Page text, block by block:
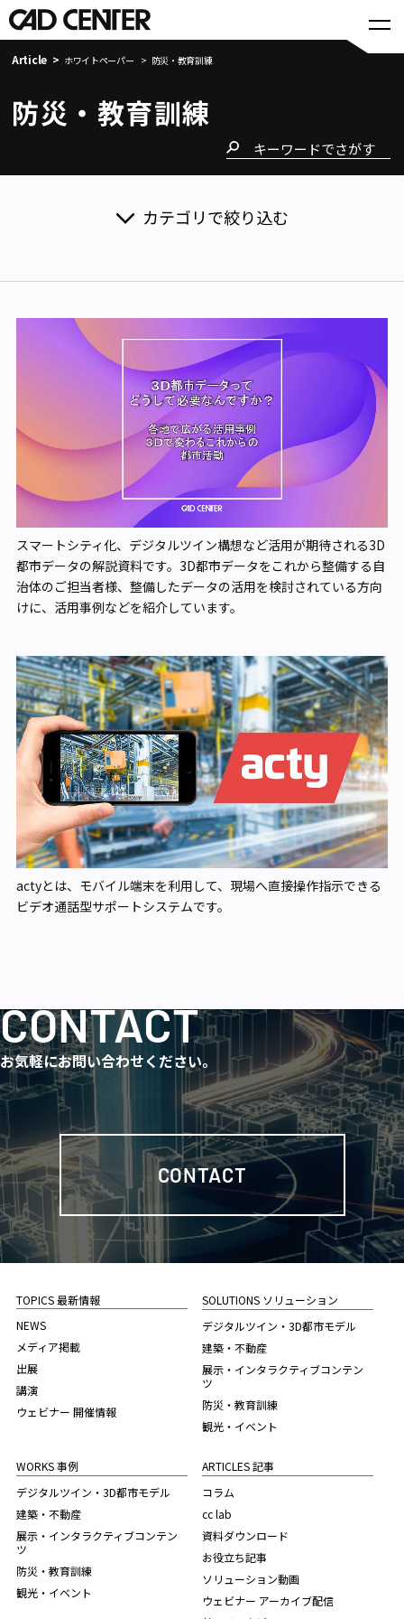
Article ホワイトペーパー 防災・教育訓練
防災・教育訓練
カテゴリで絞り込む
スマートシティ化、デジタルツイン構想など活用が期待される3D
都市データの解説資料です。3D都市データをこれから整備する自
治体のご担当者様、整備したデータの活用を検討されている方向
けに、活用事例などを紹介しています。
actyとは、モバイル端末を利用して、現場へ直接操作指示できる
ビデオ通話型サポートシステムです。
CONTACT
お気軽にお問い合わせください。
CONTACT
TOPICS 最新情報
NEWS
メディア掲載
出展
講演
ウェビナー 開催情報
WORKS 事例
デジタルツイン・3D都市モデル
建築・不動産
展示・インタラクティブコンテン
ツ
防災・教育訓練
観光・イベント
SOLUTIONS ソリューション
デジタルツイン・3D都市モデル
建築・不動産
展示・インタラクティブコンテン
ツ
防災・教育訓練
観光・イベント
ARTICLES 記事
コラム
cc lab
資料ダウンロード
お役立ち記事
ソリューション動画
ウェビナー アーカイブ配信